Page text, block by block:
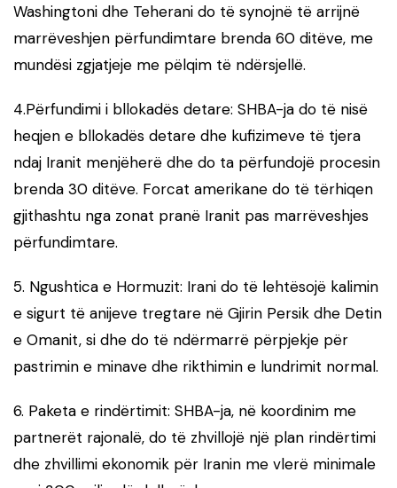
Washingtoni dhe Teherani do të synojnë të arrijnë
marrëveshjen përfundimtare brenda 60 ditëve, me
mundësi zgjatjeje me pëlqim të ndërsjellë.
4.Përfundimi i bllokadës detare: SHBA-ja do të nisë
heqjen e bllokadës detare dhe kufizimeve të tjera
ndaj Iranit menjëherë dhe do ta përfundojë procesin
brenda 30 ditëve. Forcat amerikane do të tërhiqen
gjithashtu nga zonat pranë Iranit pas marrëveshjes
përfundimtare.
5. Ngushtica e Hormuzit: Irani do të lehtësojë kalimin
e sigurt të anijeve tregtare në Gjirin Persik dhe Detin
e Omanit, si dhe do të ndërmarrë përpjekje për
pastrimin e minave dhe rikthimin e lundrimit normal.
6. Paketa e rindërtimit: SHBA-ja, në koordinim me
partnerët rajonalë, do të zhvillojë një plan rindërtimi
dhe zhvillimi ekonomik për Iranin me vlerë minimale